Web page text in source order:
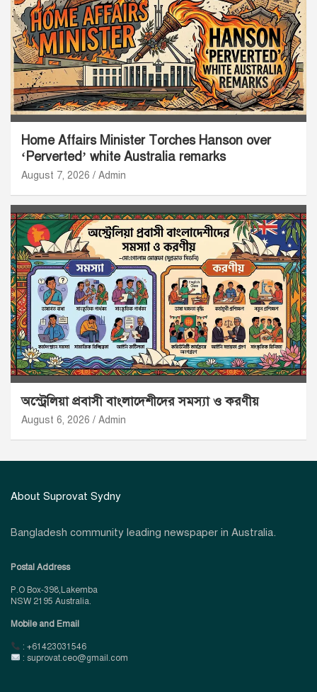
Home Affairs Minister Torches Hanson over
‘Perverted’ white Australia remarks
August 7, 2026 Admin
অস্ট্রেলিয়া প্রবাসী বাংলাদেশীদের সমস্যা ও করণীয়
August 6, 2026 Admin
About Suprovat Sydny
Bangladesh community leading newspaper in Australia.
Postal Address
P.O Box-398,Lakemba
NSW 2195 Australia.
Mobile and Email
: +61423031546
: suprovat.ceo@gmail.com